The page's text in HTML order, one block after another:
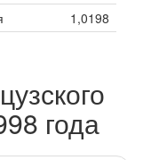
1,0198
года